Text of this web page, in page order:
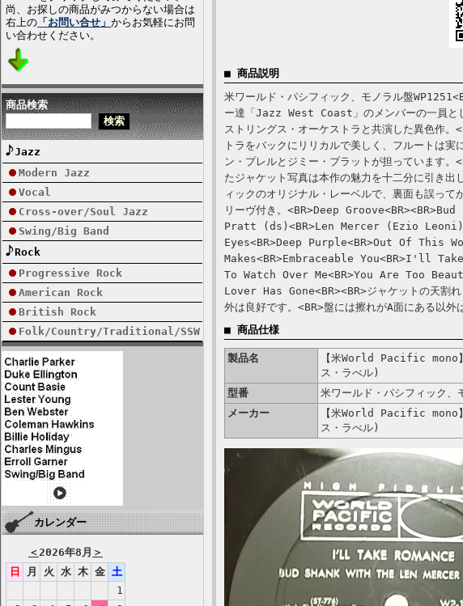
尚、お探しの商品がみつからない場合は
右上の 「お問い合せ」 からお気軽にお問
い合わせください。
商品検索
Jazz
Modern Jazz
Vocal
Cross-over/Soul Jazz
Swing/Big Band
Rock
Progressive Rock
American Rock
British Rock
Folk/Country/Traditional/SSW
カレンダー
＜2026年8月 ＞
日
月 火 水 木 金 土
1
■ 商品説明
米ワールド・パシフィック、モノラル盤
ー達「Jazz West Coast」のメンバーの一員と
ストリングス・オーケストラと共演した異色作
トラをバックにリリカルで美しく、フルートは
ン・プレルとジミー・プラットが担っていま
たジャケット写真は本作の魅力を十二分に引き
ィックのオリジナル・レーベルで、裏面も誤っ
リーヴ付き。<BR>Deep
Pratt (ds)<BR>Len Mercer (Ezio Leoni)
Eyes<BR>Deep Purple<BR>Out Of This
Makes<BR>Embraceable You<BR>I'll
To Watch Over Me<BR>You Are Too
Lover Has Gone<BR><BR>ジャケットの天割れ
外は良好です。<BR>盤には擦れがA面にある以外
■ 商品仕様
製品名
【米World Pacific
ス・ラべル)
型番
米ワールド・パシフィック、
メーカー
【米World Pacific
ス・ラべル)